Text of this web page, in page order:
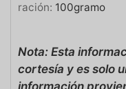
ración: 100gramo
Nota: Esta información se proporciona como
cortesía y es solo